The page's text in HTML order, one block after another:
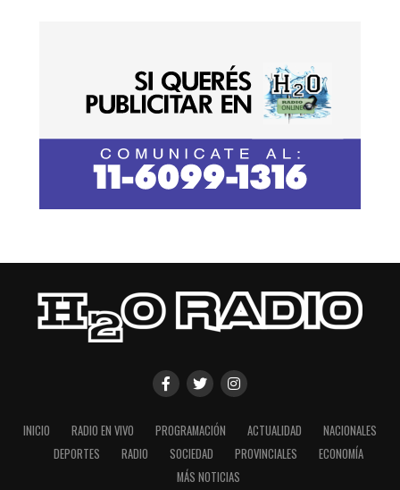
INICIO RADIO EN VIVO PROGRAMACIÓN ACTUALIDAD
NACIONALES
DEPORTES
RADIO SOCIEDAD PROVINCIALES
ECONOMÍA
MÁS NOTICIAS